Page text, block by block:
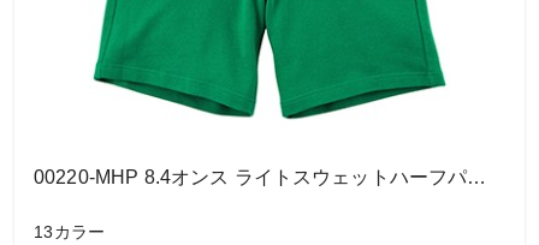
00220-MHP 8.4オンス ライトスウェットハーフパンツ
13カラー